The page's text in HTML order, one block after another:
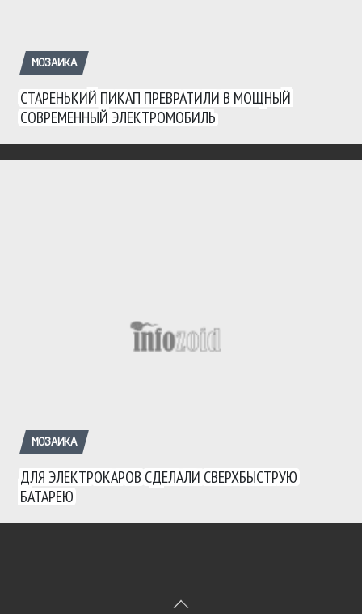
МОЗАИКА
СТАРЕНЬКИЙ ПИКАП ПРЕВРАТИЛИ В МОЩНЫЙ
СОВРЕМЕННЫЙ ЭЛЕКТРОМОБИЛЬ
МОЗАИКА
ДЛЯ ЭЛЕКТРОКАРОВ СДЕЛАЛИ СВЕРХБЫСТРУЮ
БАТАРЕЮ